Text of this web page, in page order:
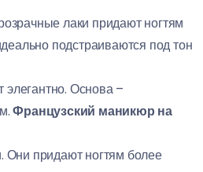
лаки придают ногтям
подстраиваются под тон
Основа –
Французский маникюр на
Они придают ногтям более